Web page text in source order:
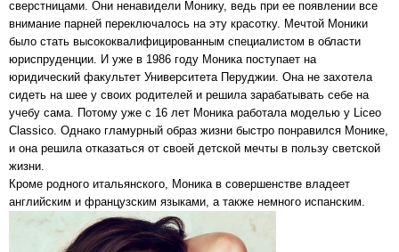
сверстницами. Они ненавидели Монику, ведь при ее появлении все
внимание парней переключалось на эту красотку. Мечтой Моники
было стать высококвалифицированным специалистом в области
юриспруденции. И уже в 1986 году Моника поступает на
юридический факультет Университета Перуджии. Она не захотела
сидеть на шее у своих родителей и решила зарабатывать себе на
учебу сама. Потому уже с 16 лет Моника работала моделью у Liceo
Classico. Однако гламурный образ жизни быстро понравился Монике,
и она решила отказаться от своей детской мечты в пользу светской
жизни.
Кроме родного итальянского, Моника в совершенстве владеет
английским и французским языками, а также немного испанским.